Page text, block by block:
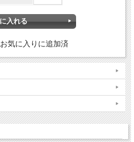
お気に入りに追加済